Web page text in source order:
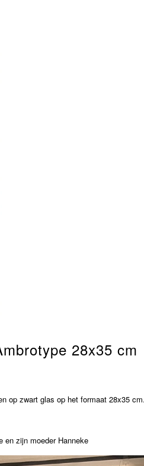
28x35 cm
op zwart glas op het formaat 28x35
zijn moeder Hanneke